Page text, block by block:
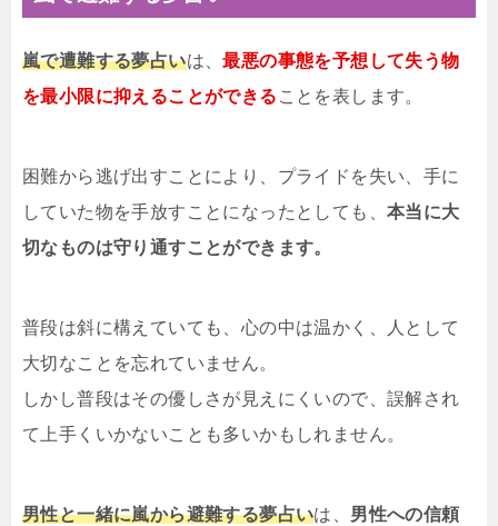
嵐で遭難する夢占いは、最悪の事態を予想して失う物
を最小限に抑えることができる ことを表します。
困難から逃げ出すことにより、プライドを失い、手に
していた物を手放すことになったとしても、 本当に大
切なものは守り通すことができます。
普段は斜に構えていても、心の中は温かく、人として
大切なことを忘れていません。
しかし普段はその優しさが見えにくいので、誤解され
て上手くいかないことも多いかもしれません。
男性と一緒に嵐から避難する夢占いは、 男性への信頼